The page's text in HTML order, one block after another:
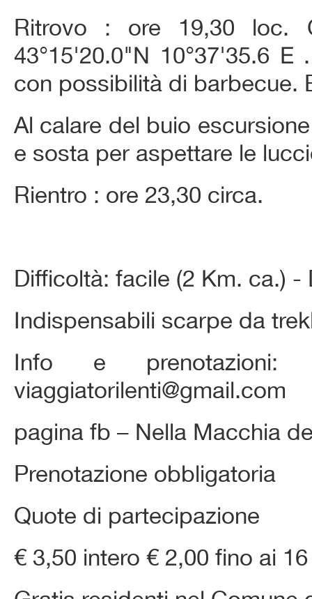
Ritrovo : ore 19,30 loc.
43°15'20.0"N 10°37'35.6
con possibilità di barbecue.
Al calare del buio
e sosta per aspettare le
Rientro : ore 23,30 circa.
Difficoltà: facile (2 Km. ca.) -
Indispensabili scarpe da
Info e prenotazioni:
viaggiatorilenti@gmail.com
pagina fb – Nella Macchia
Prenotazione obbligatoria
Quote di partecipazione
€ 3,50 intero € 2,00 fino ai